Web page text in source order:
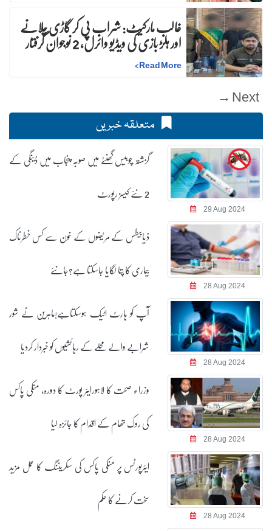
غالب مارکیٹ: شراب پی کر گاڑی چلانے
اور ہلڑ بازی کی ویڈیو وائرل، 2 نوجوان گرفتار
Read More
>
Next →
متعلقہ خبریں
29 Aug 2024
گزشتہ چوبیس گھنٹے میں صوبہ پنجاب میں ڈینگی کے
2 نئے کیسز رپورٹ
28 Aug 2024
ذیابیطس کے مریضوں کے خون سے کس خطرناک
بیماری کا پتا لگایا جاسکتا ہے؟جانئے
28 Aug 2024
آپ کو ہارٹ اٹیک ہوسکتاہے!ماہرین نے شور
شرابے والے محلے کے رہائشیوں کو خبردار کردیا
28 Aug 2024
وزراء صحت کا لاہورایئر پورٹ کا دورہ، منکی پاکس
کی روک تھام کے اقدام کا جائزہ لیا
28 Aug 2024
ایئرپورٹس پر منکی پاکس کی سکریننگ کا عمل مزید
سخت کرنے کا حکم